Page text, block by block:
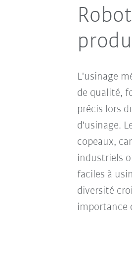
L'usinage
de qualité,
précis lors
d'usinage.
copeaux,
industriels
faciles à
diversité
importance